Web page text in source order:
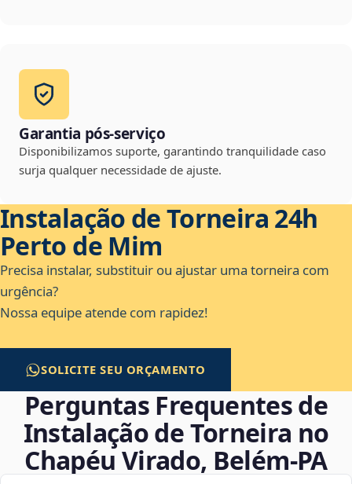
Garantia pós-serviço
Disponibilizamos suporte, garantindo tranquilidade caso
surja qualquer necessidade de ajuste.
Instalação de Torneira 24h
Perto de Mim
Precisa instalar, substituir ou ajustar uma torneira com
urgência?
Nossa equipe atende com rapidez!
SOLICITE SEU ORÇAMENTO
Perguntas Frequentes de
Instalação de Torneira no
Chapéu Virado, Belém‑PA